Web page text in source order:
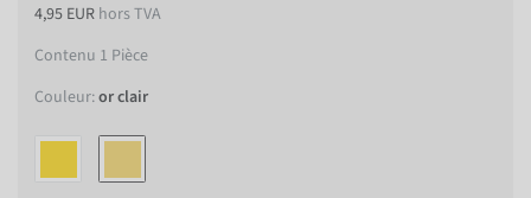
4,95 EUR hors TVA
Contenu 1 Pièce
Couleur:or clair